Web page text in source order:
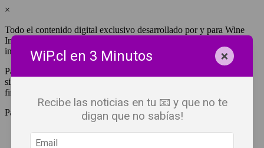
×
Todo el contenido digital exclusivo desarrollado por y para Wine
Independent Press Chile, cuenta con derechos de propiedad
intelectual.
Para tener acceso a una copia y/o impresión de cualquiera de ellos
sin fines de lucro, debes ser #SuscriptorWiP.^Para su réplica con
fines comerciales debes contactar al e-mail
Pagas una sola vez al año y disfrutas por 12 meses.
WiP.cl en 3 Minutos ×
Recibe las noticias en tu 📧 y que no te
digan que no sabías!